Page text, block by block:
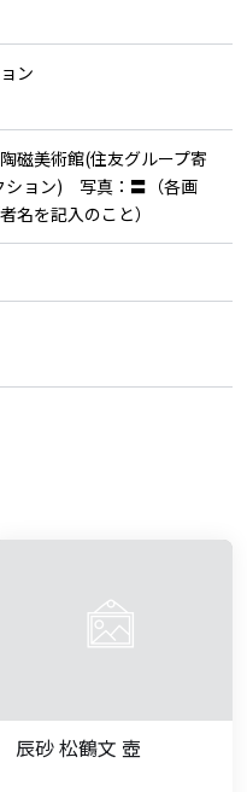
ン
磁美術館(住友グループ寄
ション) 写真：〓（各画
名を記入のこと）
辰砂 松鶴文 壺